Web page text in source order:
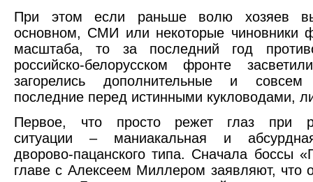
При этом если раньше волю хозяев
основном, СМИ или некоторые чиновники
масштаба, то за последний год
российско-белорусском фронте
загорелись дополнительные и совсем
последние перед истинными кукловодами,
Первое, что просто режет глаз при
ситуации – маниакальная и
дворово-пацанского типа. Сначала боссы
главе с Алексеем Миллером заявляют, что